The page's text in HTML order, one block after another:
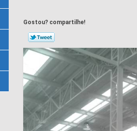
Gostou? compartilhe!